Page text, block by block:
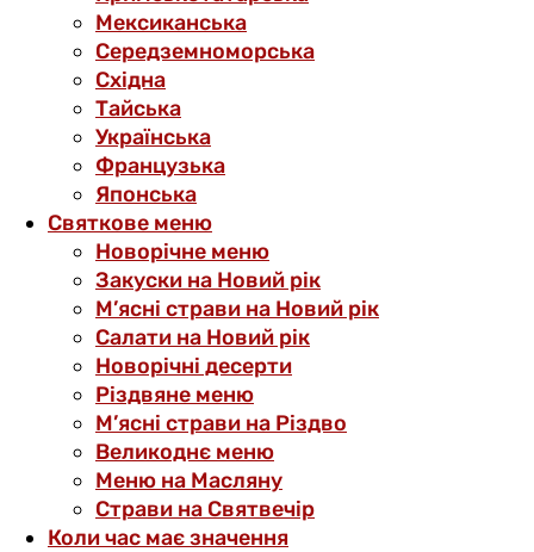
Мексиканська
Середземноморська
Східна
Тайська
Українська
Французька
Японська
Святкове меню
Новорічне меню
Закуски на Новий рік
М’ясні страви на Новий рік
Салати на Новий рік
Новорічні десерти
Різдвяне меню
М’ясні страви на Різдво
Великоднє меню
Меню на Масляну
Страви на Святвечір
Коли час має значення